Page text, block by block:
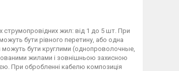
струмопровідних жил: від 1 до 5 шт. При
бути рівного перетину, або одна
можуть бути круглими (однопроволочные,
жилами і зовнішньою захисною
При обробленні кабелю композиція